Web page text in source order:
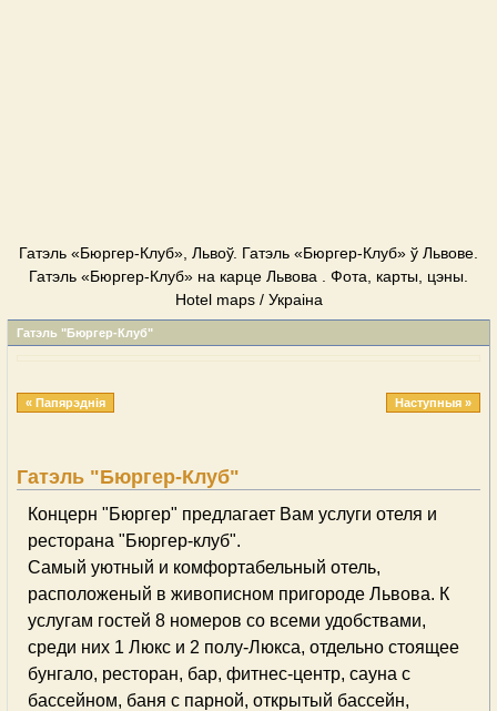
Гатэль «Бюргер-Клуб», Львоў. Гатэль «Бюргер-Клуб» ў Львове.
Гатэль «Бюргер-Клуб» на карце Львова . Фота, карты, цэны.
Hotel maps / Украіна
Гатэль "Бюргер-Клуб"
« Папярэднія Наступныя »
Гатэль "Бюргер-Клуб"
Концерн "Бюргер" предлагает Вам услуги отеля и
ресторана "Бюргер-клуб".
Самый уютный и комфортабельный отель,
расположеный в живописном пригороде Львова. К
услугам гостей 8 номеров со всеми удобствами,
среди них 1 Люкс и 2 полу-Люкса, отдельно стоящее
бунгало, ресторан, бар, фитнес-центр, сауна с
бассейном, баня с парной, открытый бассейн,